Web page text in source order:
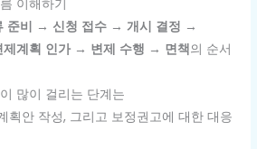
이해하기
준비 → 신청 접수 → 개시 결정 →
계획 인가 → 변제 수행 → 면책의 순서
많이 걸리는 단계는
획안 작성, 그리고 보정권고에 대한 대응